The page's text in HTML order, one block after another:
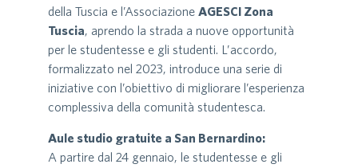
della Tuscia e l’Associazione AGESCI Zona
Tuscia, aprendo la strada a nuove opportunità
per le studentesse e gli studenti. L’accordo,
formalizzato nel 2023, introduce una serie di
iniziative con l’obiettivo di migliorare l’esperienza
complessiva della comunità studentesca.
Aule studio gratuite a San Bernardino:
A partire dal 24 gennaio, le studentesse e gli